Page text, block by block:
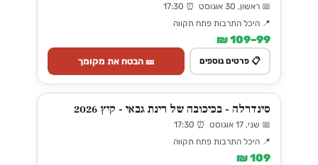
📅 ראשון, 30 אוגוסט ⏰ 17:30
📍 היכל התרבות פתח תקווה
99–109 ₪
📋 פרטים נוספים 🎫 הבטח את מקומך
סינדרלה - בכיכובה של רינת גבאי - קיץ 2026
📅 שני, 17 אוגוסט ⏰ 17:30
📍 היכל התרבות פתח תקווה
109 ₪